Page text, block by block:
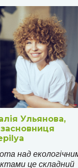
Ульянова,
над
це складний